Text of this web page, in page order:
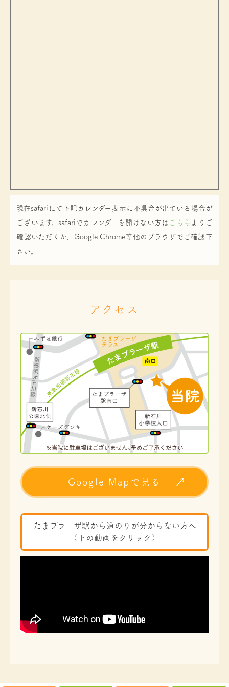
現在safariにて下記カレンダー表示に不具合が出ている場合が
ございます。safariでカレンダーを開けない方は こちら よりご
確認いただくか、Google Chrome等他のブラウザでご確認下
さい。
アクセス
Google Mapで見る
たまプラーザ駅から道のりが分からない方へ
（下の動画をクリック）